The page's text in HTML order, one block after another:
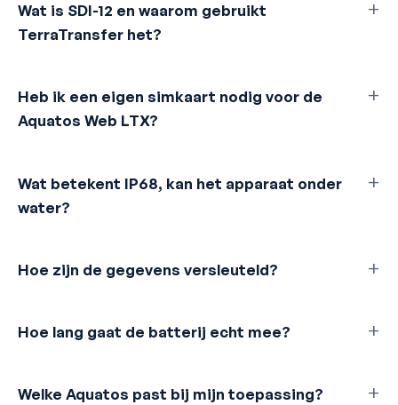
Wat is SDI-12 en waarom gebruikt
TerraTransfer het?
Heb ik een eigen simkaart nodig voor de
Aquatos Web LTX?
Wat betekent IP68, kan het apparaat onder
water?
Hoe zijn de gegevens versleuteld?
Hoe lang gaat de batterij echt mee?
Welke Aquatos past bij mijn toepassing?